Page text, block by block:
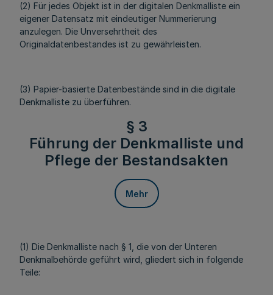
(2) Für jedes Objekt ist in der digitalen Denkmalliste ein
eigener Datensatz mit eindeutiger Nummerierung
anzulegen. Die Unversehrtheit des
Originaldatenbestandes ist zu gewährleisten.
(3) Papier-basierte Datenbestände sind in die digitale
Denkmalliste zu überführen.
§ 3
Führung der Denkmalliste und
Pflege der Bestandsakten
Mehr
(1) Die Denkmalliste nach § 1, die von der Unteren
Denkmalbehörde geführt wird, gliedert sich in folgende
Teile: